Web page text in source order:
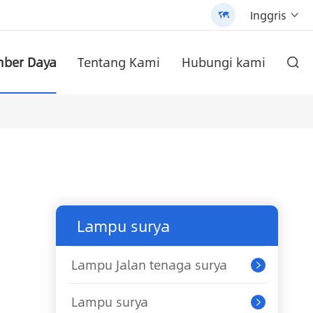
 Inggris 
Daya Tentang Kami Hubungi kami 
Lampu surya
Lampu Jalan tenaga surya 
Lampu surya 